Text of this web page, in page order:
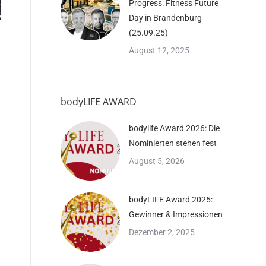
Progress: Fitness Future
Day in Brandenburg
(25.09.25)
August 12, 2025
bodyLIFE AWARD
bodylife Award 2026: Die
Nominierten stehen fest
August 5, 2026
bodyLIFE Award 2025:
Gewinner & Impressionen
Dezember 2, 2025